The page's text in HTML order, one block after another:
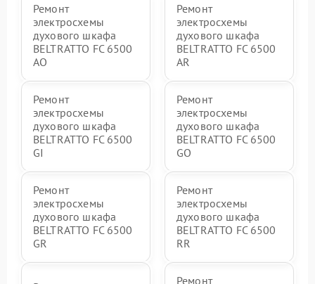
Ремонт
электросхемы
духового шкафа
BELTRATTO FC 6500
AO
Ремонт
электросхемы
духового шкафа
BELTRATTO FC 6500
AR
Ремонт
электросхемы
духового шкафа
BELTRATTO FC 6500
GI
Ремонт
электросхемы
духового шкафа
BELTRATTO FC 6500
GO
Ремонт
электросхемы
духового шкафа
BELTRATTO FC 6500
GR
Ремонт
электросхемы
духового шкафа
BELTRATTO FC 6500
RR
Ремонт